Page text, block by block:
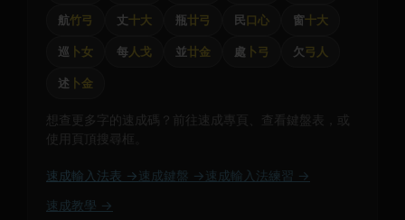
航竹弓 丈十大 瓶廿弓 民口心 窗十大
巡 卜女 每人戈 並廿金 處 卜弓 欠弓人
述 卜金
想查更多字的速成碼？前往速成專頁、查看鍵盤表，或
使用頁頂搜尋框。
速成輸入法表 → 速成鍵盤 → 速成輸入法練習 →
速成教學 →